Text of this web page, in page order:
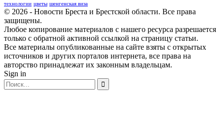
технологии цветы шенгенская виза
© 2026 - Новости Бреста и Брестской области. Все права
защищены.
Любое копирование материалов с нашего ресурса разрешается
только с обратной активной ссылкой на страницу статьи.
Все материалы опубликованные на сайте взяты с открытых
источников и других порталов интернета, все права на
авторство принадлежат их законным владельцам.
Sign in